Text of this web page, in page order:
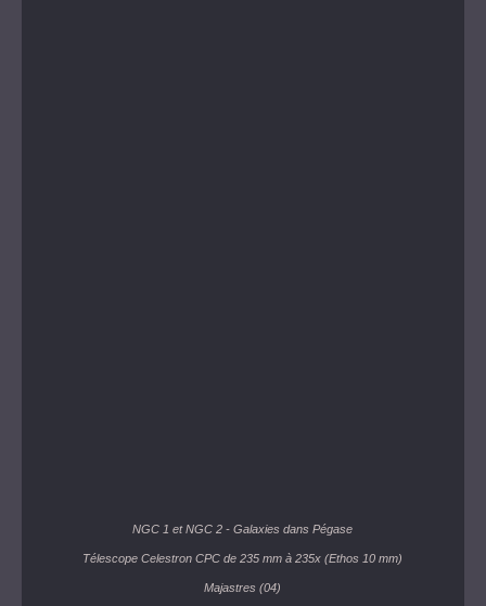
NGC 1 et NGC 2 - Galaxies dans Pégase
Télescope Celestron CPC de 235 mm à 235x (Ethos 10 mm)
Majastres (04)